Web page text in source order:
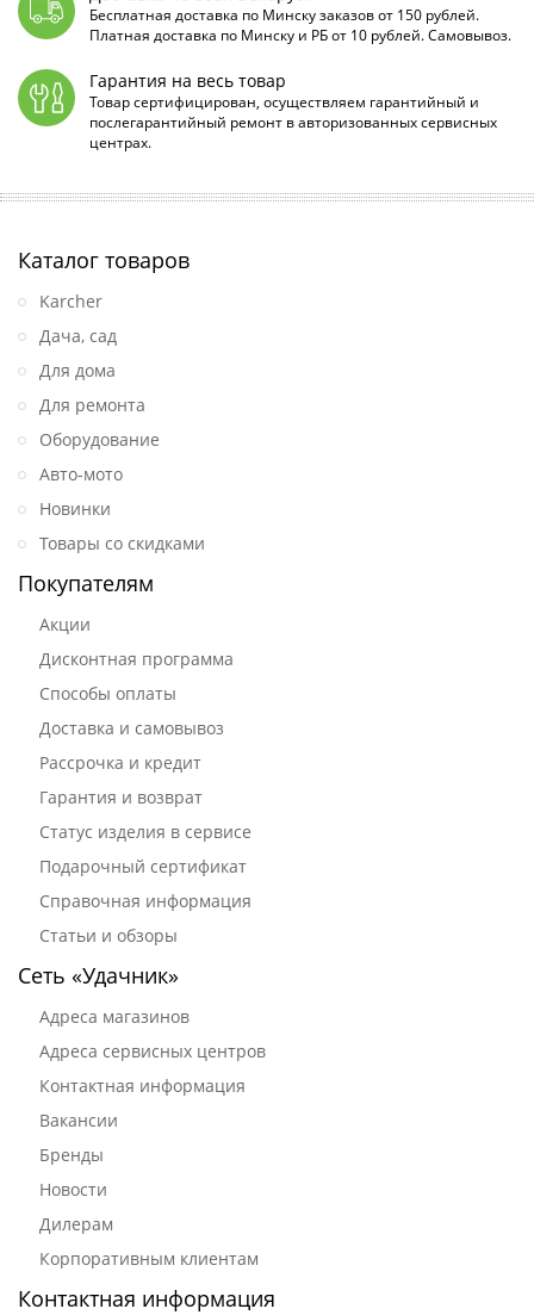
Бесплатная доставка по Минску заказов от 150 рублей.
Платная доставка по Минску и РБ от 10 рублей. Самовывоз.
Гарантия на весь товар
Товар сертифицирован, осуществляем гарантийный и
послегарантийный ремонт в авторизованных сервисных
центрах.
Каталог товаров
Karcher
Дача, сад
Для дома
Для ремонта
Оборудование
Авто-мото
Новинки
Товары со скидками
Покупателям
Акции
Дисконтная программа
Способы оплаты
Доставка и самовывоз
Рассрочка и кредит
Гарантия и возврат
Статус изделия в сервисе
Подарочный сертификат
Справочная информация
Статьи и обзоры
Сеть «Удачник»
Адреса магазинов
Адреса сервисных центров
Контактная информация
Вакансии
Бренды
Новости
Дилерам
Корпоративным клиентам
Контактная информация